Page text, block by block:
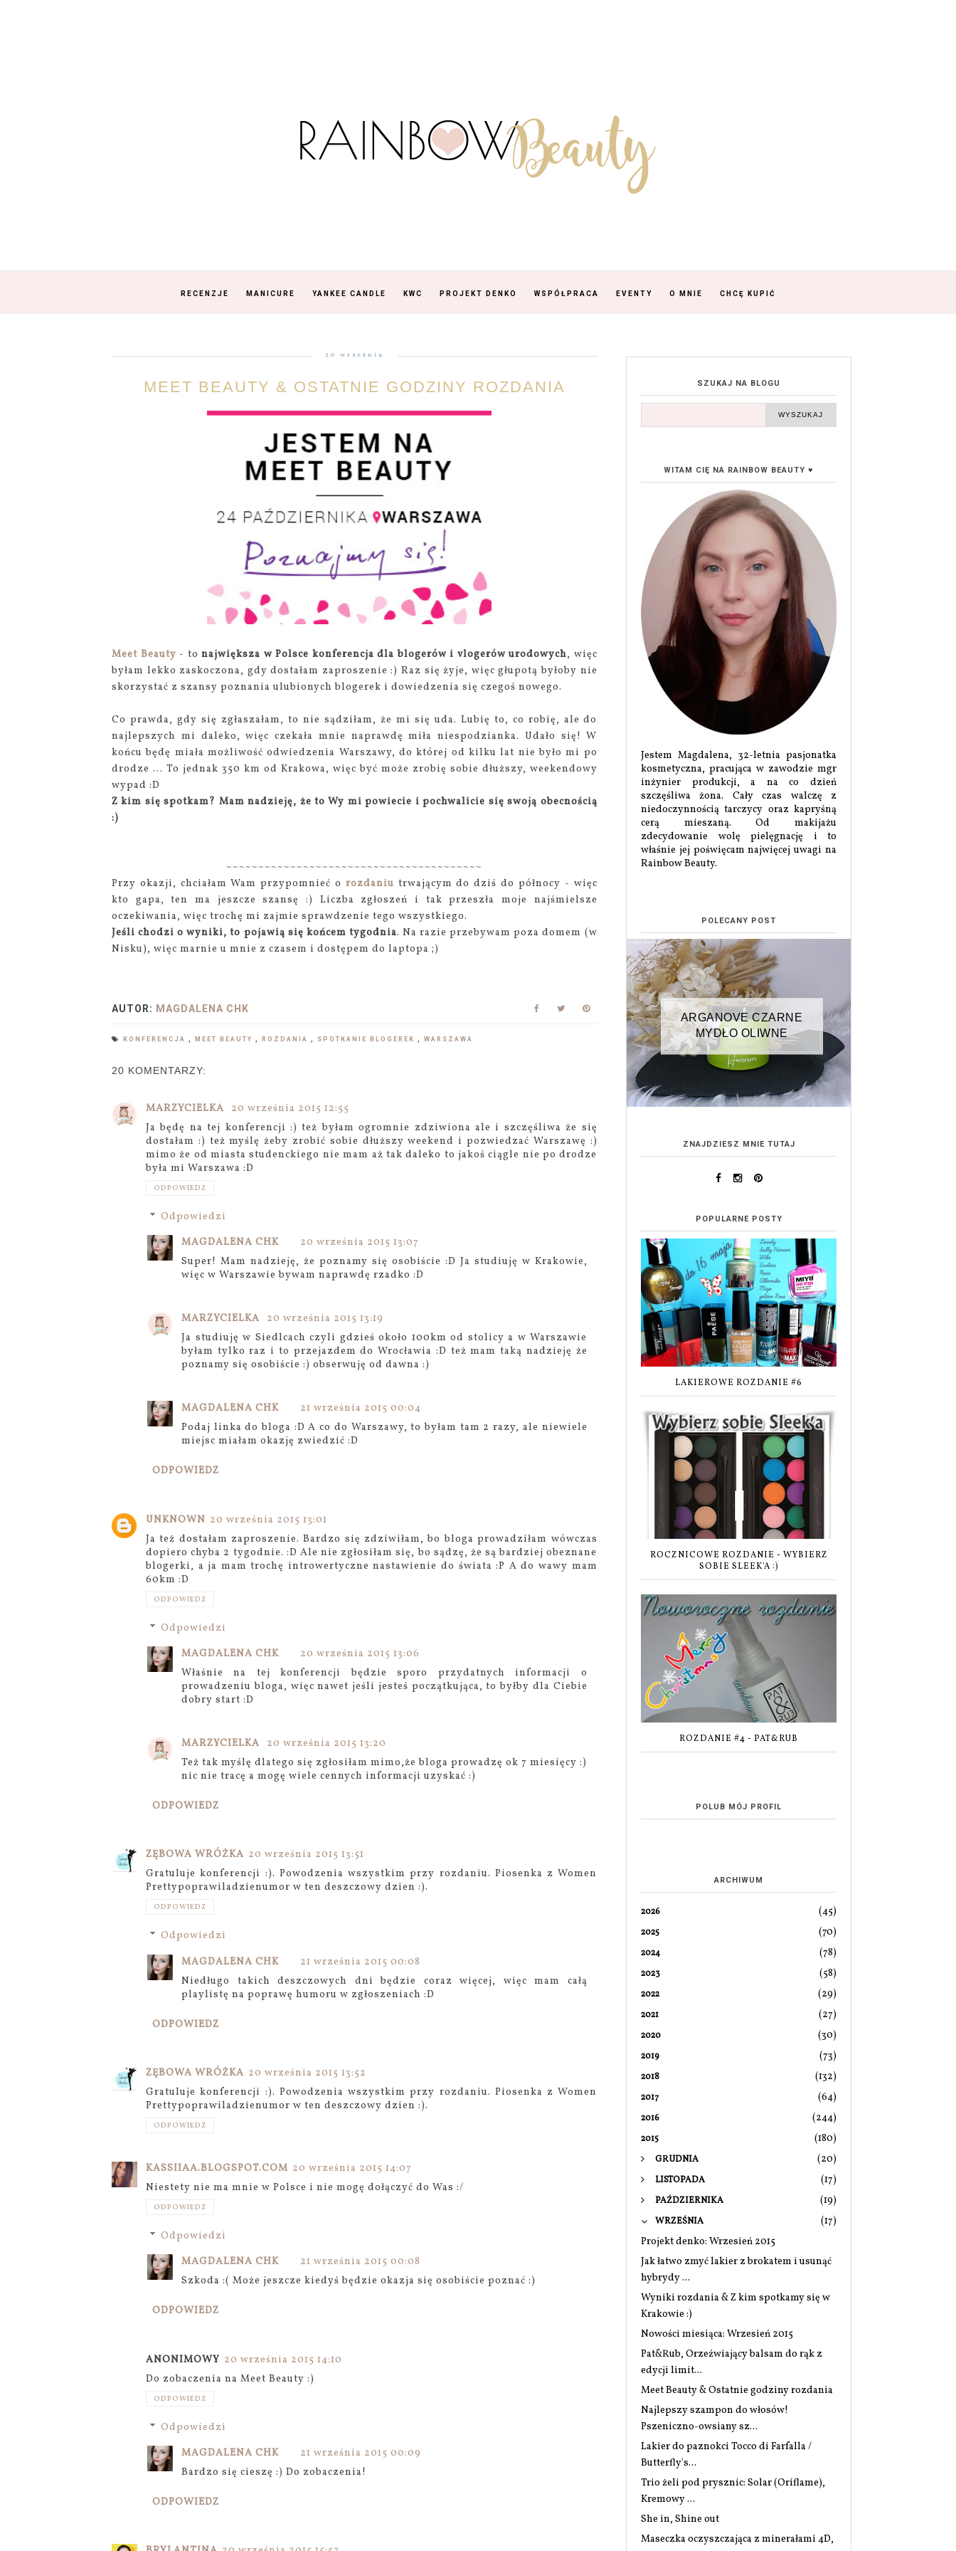
RECENZJE MANICURE YANKEE CANDLE KWC PROJEKT DENKO WSPÓŁPRACA EVENTY O MNIE CHCĘ KUPIĆ
20 września
MEET BEAUTY & OSTATNIE GODZINY ROZDANIA
Meet Beauty - to największa w Polsce konferencja dla blogerów i vlogerów urodowych, więc
byłam lekko zaskoczona, gdy dostałam zaproszenie :) Raz się żyje, więc głupotą byłoby nie
skorzystać z szansy poznania ulubionych blogerek i dowiedzenia się czegoś nowego.
Co prawda, gdy się zgłaszałam, to nie sądziłam, że mi się uda. Lubię to, co robię, ale do
najlepszych mi daleko, więc czekała mnie naprawdę miła niespodzianka. Udało się! W
końcu będę miała możliwość odwiedzenia Warszawy, do której od kilku lat nie było mi po
drodze ... To jednak 350 km od Krakowa, więc być może zrobię sobie dłuższy, weekendowy
wypad :D
Z kim się spotkam? Mam nadzieję, że to Wy mi powiecie i pochwalicie się swoją obecnością
:)
~~~~~~~~~~~~~~~~~~~~~~~~~~~~~~~~~~~~~~~~
Przy okazji, chciałam Wam przypomnieć o rozdaniu trwającym do dziś do północy - więc
kto gapa, ten ma jeszcze szansę :) Liczba zgłoszeń i tak przeszła moje najśmielsze
oczekiwania, więc trochę mi zajmie sprawdzenie tego wszystkiego.
Jeśli chodzi o wyniki, to pojawią się końcem tygodnia. Na razie przebywam poza domem (w
Nisku), więc marnie u mnie z czasem i dostępem do laptopa ;)
AUTOR: MAGDALENA CHK
KONFERENCJA , MEET BEAUTY , ROZDANIA , SPOTKANIE BLOGEREK , WARSZAWA
20 KOMENTARZY:
MARZYCIELKA
20 września 2015 12:55
Ja będę na tej konferencji :) też byłam ogromnie zdziwiona ale i szczęśliwa że się
dostałam :) też myślę żeby zrobić sobie dłuższy weekend i pozwiedzać Warszawę :)
mimo że od miasta studenckiego nie mam aż tak daleko to jakoś ciągle nie po drodze
była mi Warszawa :D
ODPOWIEDZ
Odpowiedzi
MAGDALENA CHK
20 września 2015 13:07
Super! Mam nadzieję, że poznamy się osobiście :D Ja studiuję w Krakowie,
więc w Warszawie bywam naprawdę rzadko :D
MARZYCIELKA
20 września 2015 13:19
Ja studiuję w Siedlcach czyli gdzieś około 100km od stolicy a w Warszawie
byłam tylko raz i to przejazdem do Wrocławia :D też mam taką nadzieję że
poznamy się osobiście :) obserwuję od dawna :)
MAGDALENA CHK
21 września 2015 00:04
Podaj linka do bloga :D A co do Warszawy, to byłam tam 2 razy, ale niewiele
miejsc miałam okazję zwiedzić :D
ODPOWIEDZ
UNKNOWN 20 września 2015 13:01
Ja też dostałam zaproszenie. Bardzo się zdziwiłam, bo bloga prowadziłam wówczas
dopiero chyba 2 tygodnie. :D Ale nie zgłosiłam się, bo sądzę, że są bardziej obeznane
blogerki, a ja mam trochę introwertyczne nastawienie do świata :P A do wawy mam
60km :D
ODPOWIEDZ
Odpowiedzi
MAGDALENA CHK
20 września 2015 13:06
Właśnie na tej konferencji będzie sporo przydatnych informacji o
prowadzeniu bloga, więc nawet jeśli jesteś początkująca, to byłby dla Ciebie
dobry start :D
MARZYCIELKA
20 września 2015 13:20
Też tak myślę dlatego się zgłosiłam mimo,że bloga prowadzę ok 7 miesięcy :)
nic nie tracę a mogę wiele cennych informacji uzyskać :)
ODPOWIEDZ
ZĘBOWA WRÓŻKA 20 września 2015 13:51
Gratuluje konferencji :). Powodzenia wszystkim przy rozdaniu. Piosenka z Women
Prettypoprawiladzienumor w ten deszczowy dzien :).
ODPOWIEDZ
Odpowiedzi
MAGDALENA CHK
21 września 2015 00:08
Niedługo takich deszczowych dni będzie coraz więcej, więc mam całą
playlistę na poprawę humoru w zgłoszeniach :D
ODPOWIEDZ
ZĘBOWA WRÓŻKA 20 września 2015 13:52
Gratuluje konferencji :). Powodzenia wszystkim przy rozdaniu. Piosenka z Women
Prettypoprawiladzienumor w ten deszczowy dzien :).
ODPOWIEDZ
KASSIIAA.BLOGSPOT.COM 20 września 2015 14:07
Niestety nie ma mnie w Polsce i nie mogę dołączyć do Was :/
ODPOWIEDZ
Odpowiedzi
MAGDALENA CHK
21 września 2015 00:08
Szkoda :( Może jeszcze kiedyś będzie okazja się osobiście poznać :)
ODPOWIEDZ
ANONIMOWY 20 września 2015 14:10
Do zobaczenia na Meet Beauty :)
ODPOWIEDZ
Odpowiedzi
MAGDALENA CHK
21 września 2015 00:09
Bardzo się cieszę :) Do zobaczenia!
ODPOWIEDZ
SZUKAJ NA BLOGU
WITAM CIĘ NA RAINBOW BEAUTY ♥
Jestem Magdalena, 32-letnia pasjonatka
kosmetyczna, pracująca w zawodzie mgr
inżynier produkcji, a na co dzień
szczęśliwa żona. Cały czas walczę z
niedoczynnością tarczycy oraz kapryśną
cerą mieszaną. Od makijażu
zdecydowanie wolę pielęgnację i to
właśnie jej poświęcam najwięcej uwagi na
Rainbow Beauty.
POLECANY POST
ARGANOVE CZARNE
MYDŁO OLIWNE
ZNAJDZIESZ MNIE TUTAJ
POPULARNE POSTY
LAKIEROWE ROZDANIE #6
ROCZNICOWE ROZDANIE - WYBIERZ
SOBIE SLEEK'A :)
ROZDANIE #4 - PAT&RUB
POLUB MÓJ PROFIL
ARCHIWUM
2026 (45)
2025 (70)
2024 (78)
2023 (58)
2022 (29)
2021 (27)
2020 (30)
2019 (73)
2018 (132)
2017 (64)
2016 (244)
2015 (180)
GRUDNIA (20)
LISTOPADA (17)
PAŹDZIERNIKA (19)
WRZEŚNIA
(17)
Projekt denko: Wrzesień 2015
Jak łatwo zmyć lakier z brokatem i usunąć
hybrydy ...
Wyniki rozdania & Z kim spotkamy się w
Krakowie :)
Nowości miesiąca: Wrzesień 2015
Pat&Rub, Orzeźwiający balsam do rąk z
edycji limit...
Meet Beauty & Ostatnie godziny rozdania
Najlepszy szampon do włosów!
Pszeniczno-owsiany sz...
Lakier do paznokci Tocco di Farfalla /
Butterfly's...
Trio żeli pod prysznic: Solar (Oriflame),
Kremowy ...
She in, Shine out
Maseczka oczyszczająca z minerałami 4D,